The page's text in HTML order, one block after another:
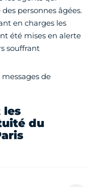
personnes âgées.
en charges les
été mises en alerte
souffrant
de
les
du